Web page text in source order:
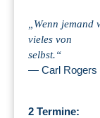
„Wenn jemand
vieles von
selbst.“
— Carl Rogers
2 Termine: